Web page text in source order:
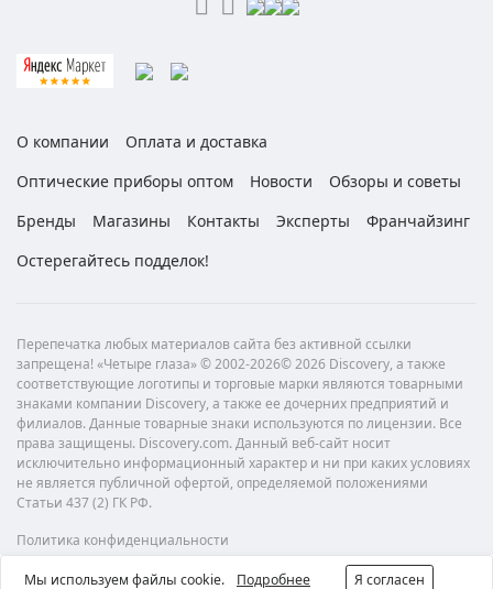
О компании
Оплата и доставка
Оптические приборы оптом
Новости
Обзоры и советы
Бренды
Магазины Контакты Эксперты
Франчайзинг
Остерегайтесь подделок!
Перепечатка любых материалов сайта без активной ссылки
запрещена! «Четыре глаза» © 2002-2026© 2026 Discovery, а также
соответствующие логотипы и торговые марки являются товарными
знаками компании Discovery, а также ее дочерних предприятий и
филиалов. Данные товарные знаки используются по лицензии. Все
права защищены. Discovery.com. Данный веб-сайт носит
исключительно информационный характер и ни при каких условиях
не является публичной офертой, определяемой положениями
Статьи 437 (2) ГК РФ.
Политика конфиденциальности
Мы используем файлы cookie. Подробнее Я согласен